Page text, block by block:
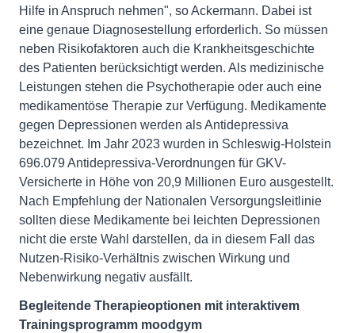
Hilfe in Anspruch nehmen", so Ackermann. Dabei ist
eine genaue Diagnosestellung erforderlich. So müssen
neben Risikofaktoren auch die Krankheitsgeschichte
des Patienten berücksichtigt werden. Als medizinische
Leistungen stehen die Psychotherapie oder auch eine
medikamentöse Therapie zur Verfügung. Medikamente
gegen Depressionen werden als Antidepressiva
bezeichnet. Im Jahr 2023 wurden in Schleswig-Holstein
696.079 Antidepressiva-Verordnungen für GKV-
Versicherte in Höhe von 20,9 Millionen Euro ausgestellt.
Nach Empfehlung der Nationalen Versorgungsleitlinie
sollten diese Medikamente bei leichten Depressionen
nicht die erste Wahl darstellen, da in diesem Fall das
Nutzen-Risiko-Verhältnis zwischen Wirkung und
Nebenwirkung negativ ausfällt.
Begleitende Therapieoptionen mit interaktivem
Trainingsprogramm moodgym